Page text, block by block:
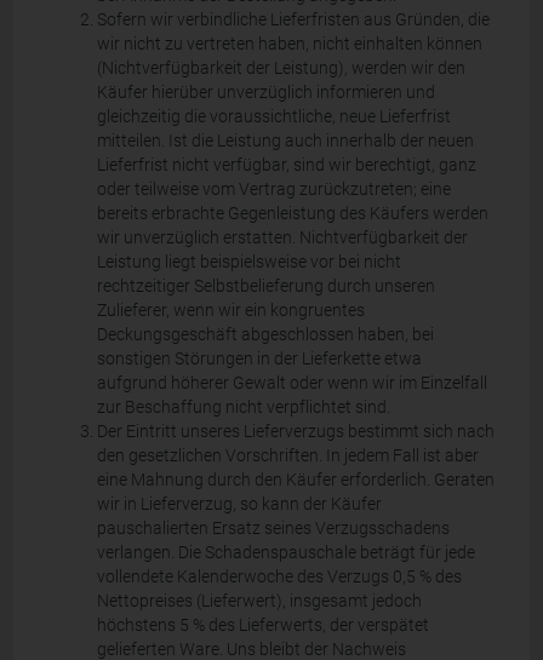
Sofern wir verbindliche Lieferfristen aus Gründen, die
wir nicht zu vertreten haben, nicht einhalten können
(Nichtverfügbarkeit der Leistung), werden wir den
Käufer hierüber unverzüglich informieren und
gleichzeitig die voraussichtliche, neue Lieferfrist
mitteilen. Ist die Leistung auch innerhalb der neuen
Lieferfrist nicht verfügbar, sind wir berechtigt, ganz
oder teilweise vom Vertrag zurückzutreten; eine
bereits erbrachte Gegenleistung des Käufers werden
wir unverzüglich erstatten. Nichtverfügbarkeit der
Leistung liegt beispielsweise vor bei nicht
rechtzeitiger Selbstbelieferung durch unseren
Zulieferer, wenn wir ein kongruentes
Deckungsgeschäft abgeschlossen haben, bei
sonstigen Störungen in der Lieferkette etwa
aufgrund höherer Gewalt oder wenn wir im Einzelfall
zur Beschaffung nicht verpflichtet sind.
Der Eintritt unseres Lieferverzugs bestimmt sich nach
den gesetzlichen Vorschriften. In jedem Fall ist aber
eine Mahnung durch den Käufer erforderlich. Geraten
wir in Lieferverzug, so kann der Käufer
pauschalierten Ersatz seines Verzugsschadens
verlangen. Die Schadenspauschale beträgt für jede
vollendete Kalenderwoche des Verzugs 0,5 % des
Nettopreises (Lieferwert), insgesamt jedoch
höchstens 5 % des Lieferwerts, der verspätet
gelieferten Ware. Uns bleibt der Nachweis